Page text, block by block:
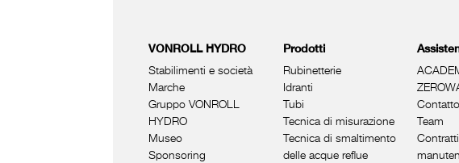
VONROLL HYDRO
Stabilimenti e società
Marche
Gruppo VONROLL
HYDRO
Museo
Sponsoring
Prodotti
Rubinetterie
Idranti
Tubi
Tecnica di misurazione
Tecnica di smaltimento
delle acque reflue
Team